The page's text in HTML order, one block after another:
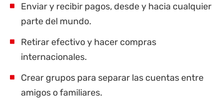
Enviar y recibir pagos, desde y hacia cualquier
parte del mundo.
Retirar efectivo y hacer compras
internacionales.
Crear grupos para separar las cuentas entre
amigos o familiares.